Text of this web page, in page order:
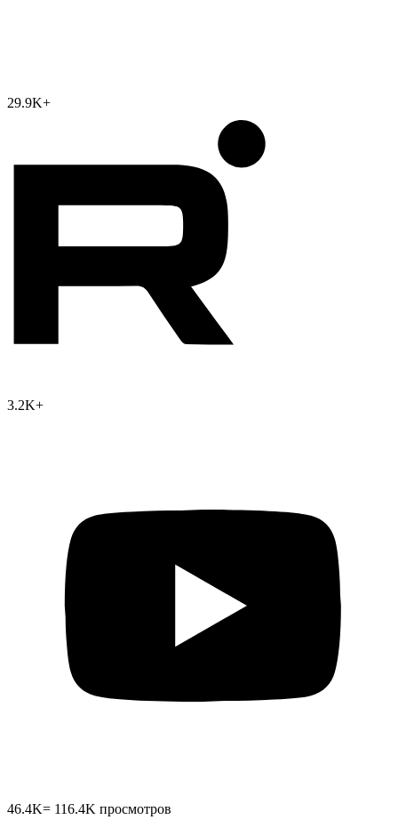
29.9K+
3.2K+
46.4K= 116.4K просмотров